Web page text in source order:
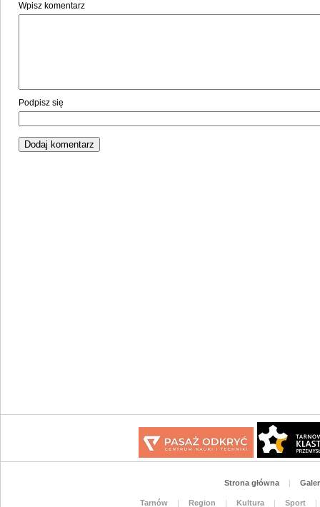
Wpisz komentarz
Podpisz się
Strona główna |
Tarnów | Region | Kultura | Sport
|